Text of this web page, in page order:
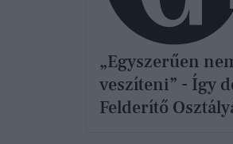
„Egyszerűen
veszíteni” - Így
Felderítő